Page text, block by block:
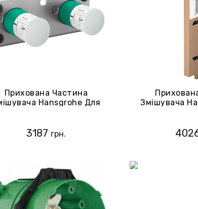
Прихована Частина
Hansgrohe Для
3187 грн.
Змішувача